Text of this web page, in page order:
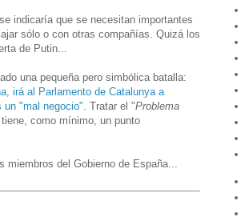
indicaría que se necesitan importantes
sólo o con otras compañías. Quizá los
de Putin...
una pequeña pero simbólica batalla:
irá al Parlamento de Catalunya a
un "mal negocio" . Tratar el "Problema
como mínimo, un punto
del Gobierno de España...